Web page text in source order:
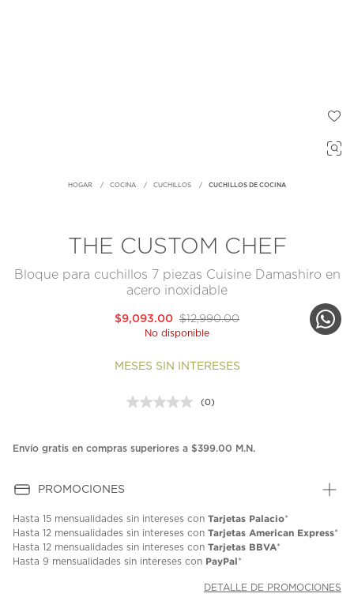
HOGAR COCINA CUCHILLOS CUCHILLOS DE COCINA
THE CUSTOM CHEF
Bloque para cuchillos 7 piezas Cuisine Damashiro en
acero inoxidable
$12,990.00
$9,093.00
No disponible
MESES SIN INTERESES
Sin
en
(0)
Envío gratis en compras superiores a $399.00 M.N.
PROMOCIONES
Hasta 15 mensualidades sin intereses con Tarjetas Palacio*
Hasta 12 mensualidades sin intereses con Tarjetas American Express*
Hasta 12 mensualidades sin intereses con Tarjetas BBVA*
Hasta 9 mensualidades sin intereses con PayPal*
DETALLE DE PROMOCIONES